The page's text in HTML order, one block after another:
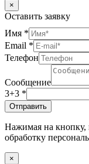
×
Оставить заявку
Имя *
Email *
Телефон
Сообщение
3+3 *
Отправить
Нажимая на кнопку,
обработку
×